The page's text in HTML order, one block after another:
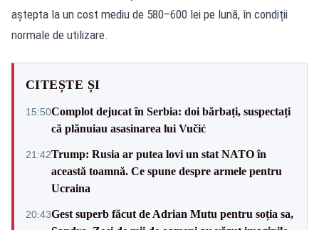
aștepta la un cost mediu de 580–600 lei pe lună, în condiții
normale de utilizare.
CITEȘTE ȘI
15:50Complot dejucat în Serbia: doi bărbați, suspectați
că plănuiau asasinarea lui Vučić
21:42Trump: Rusia ar putea lovi un stat NATO în
această toamnă. Ce spune despre armele pentru
Ucraina
20:43Gest superb făcut de Adrian Mutu pentru soția sa,